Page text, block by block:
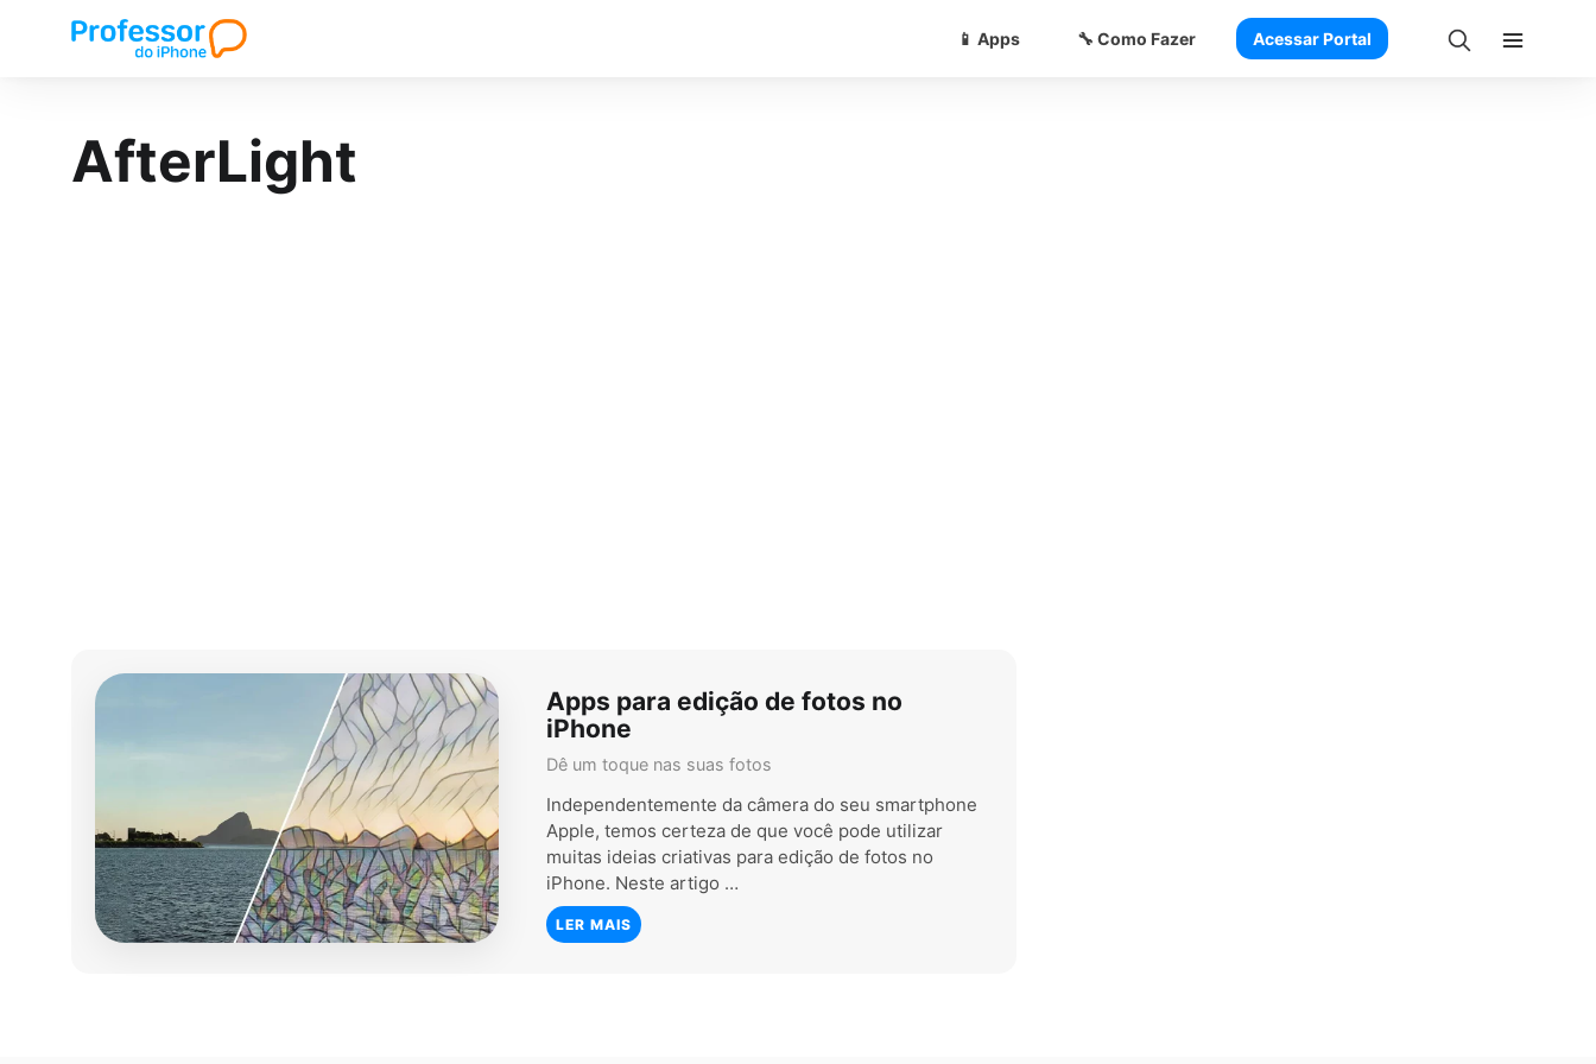
📱 Apps 🔧 Como Fazer Acessar Portal
AfterLight
Apps para edição de fotos no
iPhone
Dê um toque nas suas fotos
Independentemente da câmera do seu smartphone
Apple, temos certeza de que você pode utilizar
muitas ideias criativas para edição de fotos no
iPhone. Neste artigo …
LER MAIS